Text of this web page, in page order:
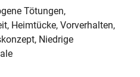
Tötungen,
Heimtücke, Vorverhalten,
Niedrige